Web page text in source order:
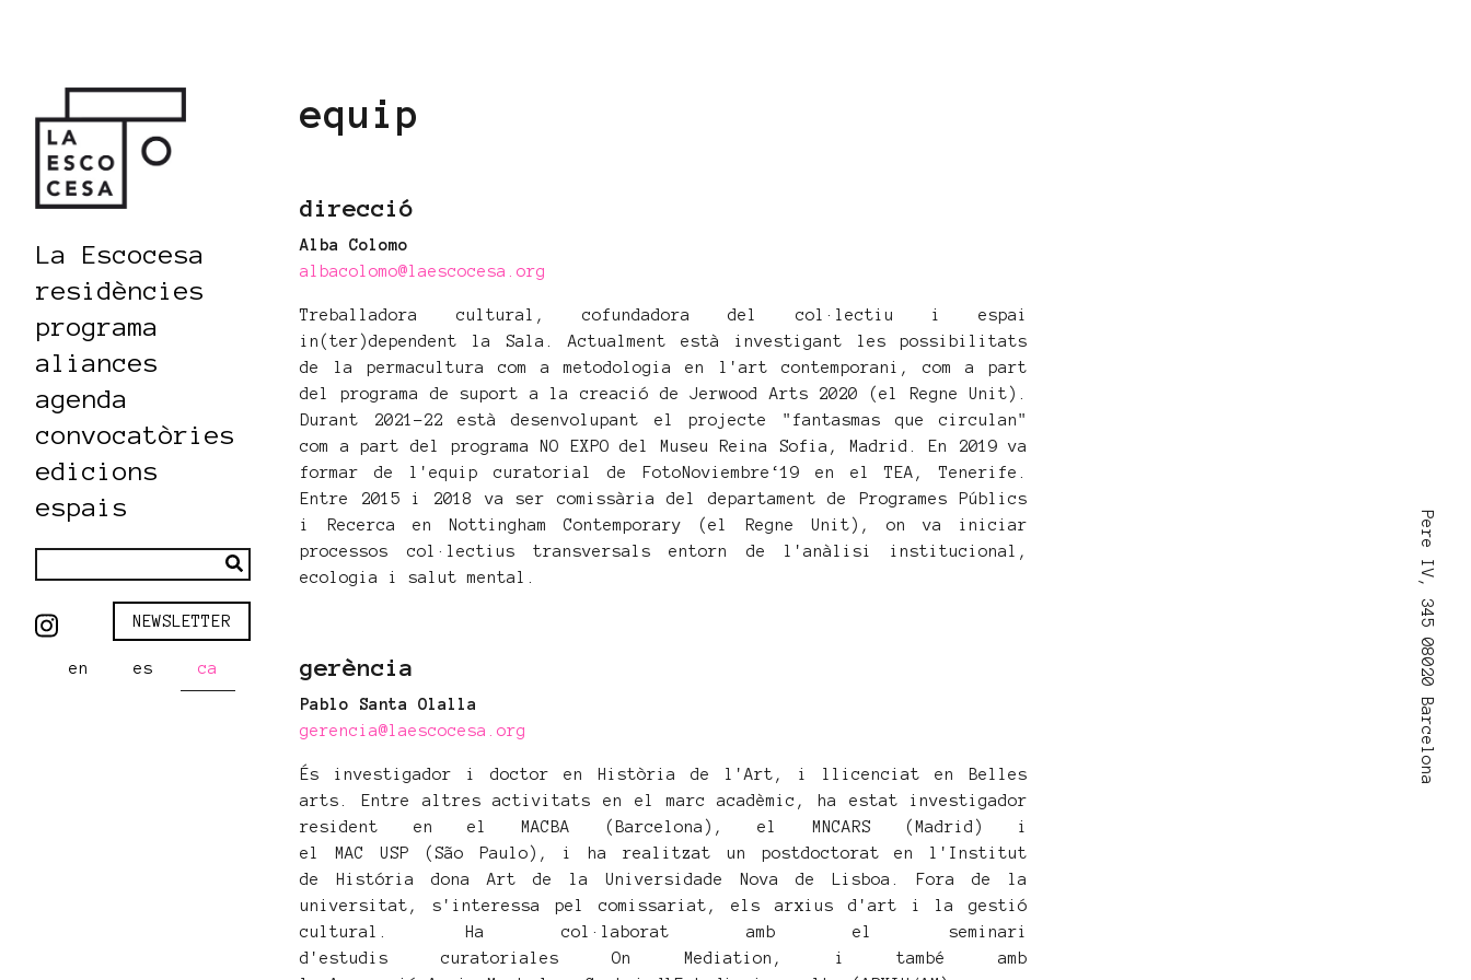
Pere IV, 345 08020 Barcelona
La Escocesa
residències
programa
aliances
agenda
convocatòries
edicions
espais
NEWSLETTER
en es ca
equip
direcció
Alba Colomo
albacolomo@laescocesa.org
Treballadora cultural, cofundadora del col·lectiu i espai
in(ter)dependent la Sala. Actualment està investigant les possibilitats
de la permacultura com a metodologia en l'art contemporani, com a part
del programa de suport a la creació de Jerwood Arts 2020 (el Regne Unit).
Durant 2021-22 està desenvolupant el projecte "fantasmas que circulan"
com a part del programa NO EXPO del Museu Reina Sofia, Madrid. En 2019 va
formar de l'equip curatorial de FotoNoviembre‘19 en el TEA, Tenerife.
Entre 2015 i 2018 va ser comissària del departament de Programes Públics
i Recerca en Nottingham Contemporary (el Regne Unit), on va iniciar
processos col·lectius transversals entorn de l'anàlisi institucional,
ecologia i salut mental.
gerència
Pablo Santa Olalla
gerencia@laescocesa.org
És investigador i doctor en Història de l'Art, i llicenciat en Belles
arts. Entre altres activitats en el marc acadèmic, ha estat investigador
resident en el MACBA (Barcelona), el MNCARS (Madrid) i
el MAC USP (São Paulo), i ha realitzat un postdoctorat en l'Institut
de História dona Art de la Universidade Nova de Lisboa. Fora de la
universitat, s'interessa pel comissariat, els arxius d'art i la gestió
cultural. Ha col·laborat amb el seminari
d'estudis curatoriales On Mediation, i també amb